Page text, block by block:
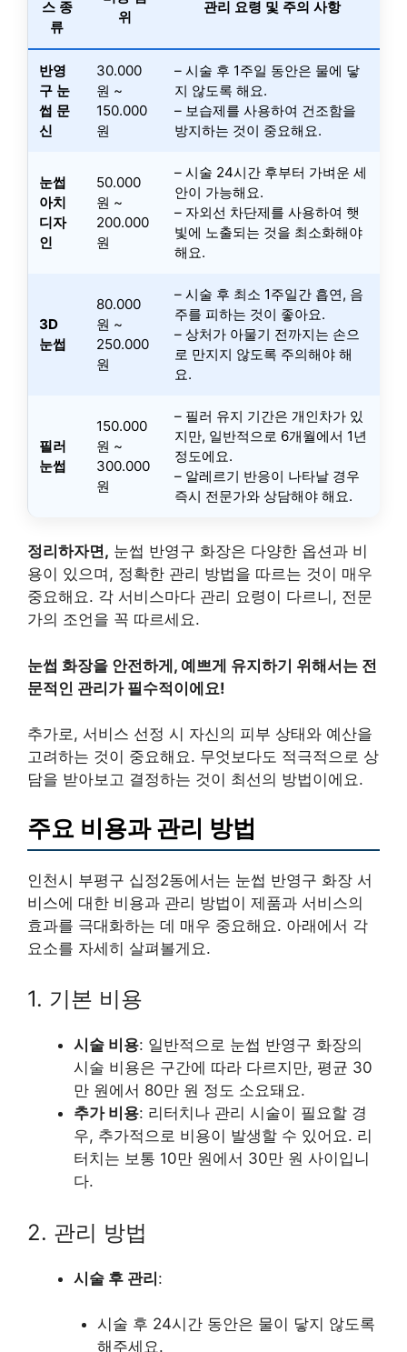
스 종
류
위
관리 요령 및 주의 사항
반영
구 눈
썹 문
신
30.000
원 ~
150.000
원
– 시술 후 1주일 동안은 물에 닿
지 않도록 해요.
– 보습제를 사용하여 건조함을
방지하는 것이 중요해요.
눈썹
아치
디자
인
50.000
원 ~
200.000
원
– 시술 24시간 후부터 가벼운 세
안이 가능해요.
– 자외선 차단제를 사용하여 햇
빛에 노출되는 것을 최소화해야
해요.
3D
눈썹
80.000
원 ~
250.000
원
– 시술 후 최소 1주일간 흡연, 음
주를 피하는 것이 좋아요.
– 상처가 아물기 전까지는 손으
로 만지지 않도록 주의해야 해
요.
필러
눈썹
150.000
원 ~
300.000
원
– 필러 유지 기간은 개인차가 있
지만, 일반적으로 6개월에서 1년
정도에요.
– 알레르기 반응이 나타날 경우
즉시 전문가와 상담해야 해요.
정리하자면, 눈썹 반영구 화장은 다양한 옵션과 비
용이 있으며, 정확한 관리 방법을 따르는 것이 매우
중요해요. 각 서비스마다 관리 요령이 다르니, 전문
가의 조언을 꼭 따르세요.
눈썹 화장을 안전하게, 예쁘게 유지하기 위해서는 전
문적인 관리가 필수적이에요!
추가로, 서비스 선정 시 자신의 피부 상태와 예산을
고려하는 것이 중요해요. 무엇보다도 적극적으로 상
담을 받아보고 결정하는 것이 최선의 방법이에요.
주요 비용과 관리 방법
인천시 부평구 십정2동에서는 눈썹 반영구 화장 서
비스에 대한 비용과 관리 방법이 제품과 서비스의
효과를 극대화하는 데 매우 중요해요. 아래에서 각
요소를 자세히 살펴볼게요.
1. 기본 비용
시술 비용: 일반적으로 눈썹 반영구 화장의
시술 비용은 구간에 따라 다르지만, 평균 30
만 원에서 80만 원 정도 소요돼요.
추가 비용: 리터치나 관리 시술이 필요할 경
우, 추가적으로 비용이 발생할 수 있어요. 리
터치는 보통 10만 원에서 30만 원 사이입니
다.
2. 관리 방법
시술 후 관리:
시술 후 24시간 동안은 물이 닿지 않도록
해주세요.